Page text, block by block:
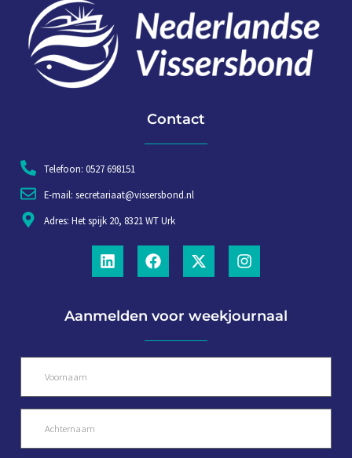
Contact
Telefoon: 0527 698151
E-mail: secretariaat@vissersbond.nl
Adres: Het spijk 20, 8321 WT Urk
Aanmelden voor weekjournaal